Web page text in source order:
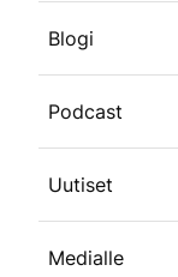
Blogi
Podcast
Uutiset
Medialle